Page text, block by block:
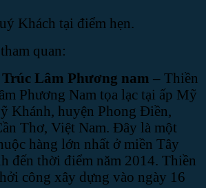
Khách tại điểm hẹn.
quan:
Lâm Phương nam – Thiền
Phương Nam tọa lạc tại ấp Mỹ
Khánh, huyện Phong Điền,
Thơ, Việt Nam. Đây là một
hàng lớn nhất ở miền Tây
đến thời điểm năm 2014. Thiền
công xây dựng vào ngày 16